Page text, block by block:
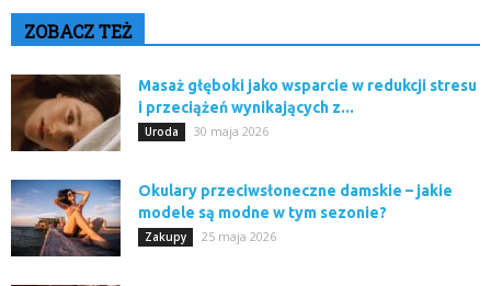
ZOBACZ TEŻ
Masaż głęboki jako wsparcie w redukcji stresu
i przeciążeń wynikających z...
Uroda 30 maja 2026
Okulary przeciwsłoneczne damskie – jakie
modele są modne w tym sezonie?
Zakupy 25 maja 2026